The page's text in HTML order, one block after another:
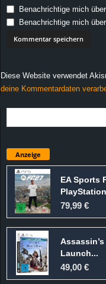
Benachrichtige mich
Benachrichtige mich
Diese Website verwendet
deine Kommentardaten
Anzeige
EA Sports
79,99 €
Launch...
49,00 €